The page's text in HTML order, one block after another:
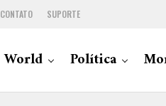
CONTATO SUPORTE
World Política